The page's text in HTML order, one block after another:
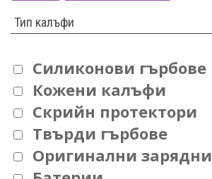
Тип калъфи
Силиконови гърбове
Кожени калъфи
Скрийн протектори
Твърди гърбове
Оригинални зарядни